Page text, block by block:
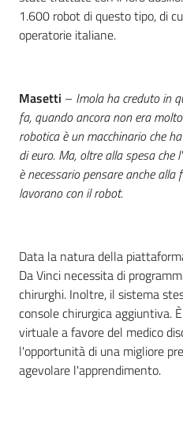
1.600 robot di questo tipo, di
operatorie italiane.
Masetti – Imola ha creduto in
fa, quando ancora non era
robotica è un macchinario che
di euro. Ma, oltre alla spesa che
è necessario pensare anche
lavorano con il robot.
Data la natura della
Da Vinci necessita di
chirurghi. Inoltre, il sistema
console chirurgica aggiuntiva.
virtuale a favore del medico
l'opportunità di una migliore
agevolare l'apprendimento.